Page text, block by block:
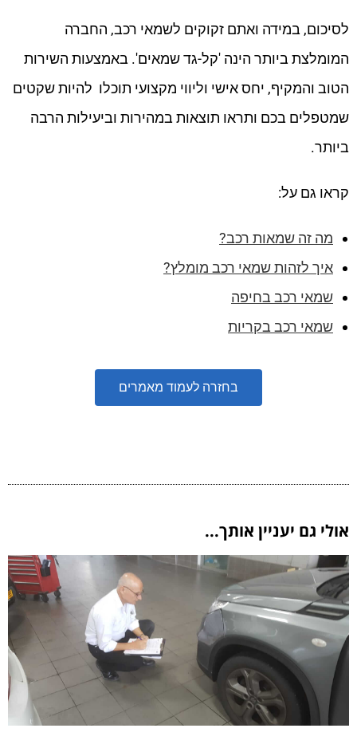
לסיכום, במידה ואתם זקוקים לשמאי רכב, החברה
המומלצת ביותר הינה 'קל-גד שמאים'. באמצעות השירות
הטוב והמקיף, יחס אישי וליווי מקצועי תוכלו להיות שקטים
שמטפלים בכם ותראו תוצאות במהירות וביעילות הרבה
ביותר.
קראו גם על:
מה זה שמאות רכב?
איך לזהות שמאי רכב מומלץ?
שמאי רכב בחיפה
שמאי רכב בקריות
בחזרה לעמוד מאמרים
אולי גם יעניין אותך...